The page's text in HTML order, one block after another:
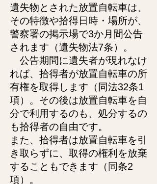
遺失物とされた放置自転車は、
その特徴や拾得日時・場所が、
警察署の掲示場で3か月間公告
されます（遺失物法7条）。
公告期間に遺失者が現れなけ
れば、拾得者が放置自転車の所
有権を取得します（同法32条1
項）。その後は放置自転車を自
分で利用するのも、処分するの
も拾得者の自由です。
また、拾得者は放置自転車を引
き取らずに、取得の権利を放棄
することもできます（同条2
項）。